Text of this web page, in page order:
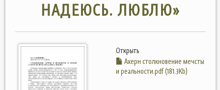
НАДЕЮСЬ. ЛЮБЛЮ»
Открыть
Ахерн столкновение мечсты
и реальности.pdf (181.3Kb)